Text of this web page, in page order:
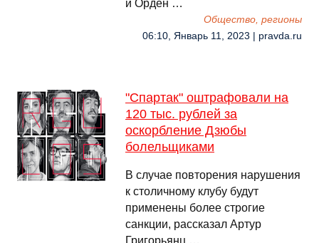
и Орден …
Общество, регионы
06:10, Январь 11, 2023 | pravda.ru
"Спартак" оштрафовали на
120 тыс. рублей за
оскорбление Дзюбы
болельщиками
В случае повторения нарушения
к столичному клубу будут
применены более строгие
санкции, рассказал Артур
Григорьянц …